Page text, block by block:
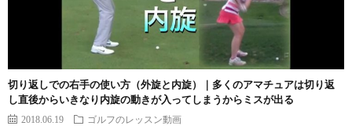
切り返しでの右手の使い方（外旋と内旋）｜多くのアマチュアは切り返
し直後からいきなり内旋の動きが入ってしまうからミスが出る
2018.06.19 ゴルフのレッスン動画